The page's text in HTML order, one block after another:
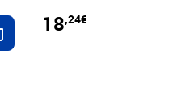
Ajouter au panier
18,24€